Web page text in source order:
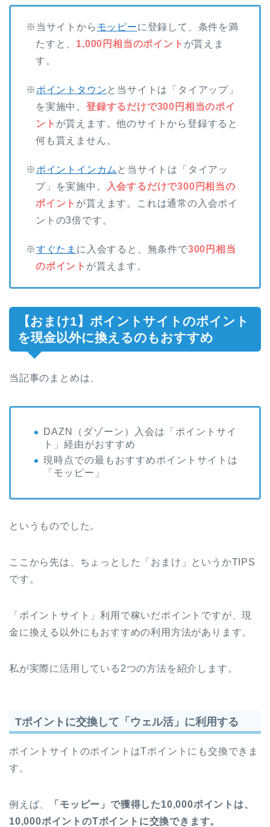
※当サイトから モッピーに登録して、条件を満
たすと、 1,000円相当のポイント が貰えま
す。
※ ポイントタウン と当サイトは「タイアップ」
を実施中。 登録するだけで300円相当のポイ
ント が貰えます。他のサイトから登録すると
何も貰えません。
※ ポイントインカム と当サイトは「タイアッ
プ」を実施中。
入会するだけで300円相当の
ポイント が貰えます。これは通常の入会ポイ
ントの3倍です。
※すぐたま に入会すると、無条件で300円相当
のポイント が貰えます。
【おまけ1】ポイントサイトのポイント
を現金以外に換えるのもおすすめ
当記事のまとめは、
DAZN（ダゾーン）入会は「ポイントサイ
ト」経由がおすすめ
現時点での最もおすすめポイントサイトは
「モッピー」
というものでした。
ここから先は、ちょっとした「おまけ」というかTIPS
です。
「ポイントサイト」利用で稼いだポイントですが、現
金に換える以外にもおすすめの利用方法があります。
私が実際に活用している2つの方法を紹介します。
Tポイントに交換して「ウェル活」に利用する
ポイントサイトのポイントはTポイントにも交換できま
す。
例えば、
「モッピー」で獲得した10,000ポイントは、
10,000ポイントのTポイントに交換できます。